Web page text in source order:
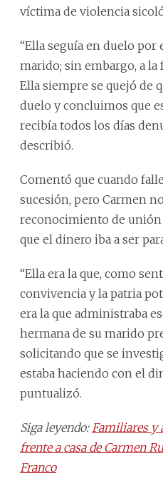
víctima de violencia
“Ella seguía en duelo
marido; sin embargo, a
Ella siempre se quejó de
duelo y concluimos que
recibía todos los días
describió.
Comentó que cuando
sucesión, pero Carmen
reconocimiento de unión
que el dinero iba a ser
“Ella era la que, como
convivencia y la patria
era la que administraba
hermana de su marido
solicitando que se
estaba haciendo con el
puntualizó.
Siga leyendo: Familiares y
frente a casa de Carmen
Franco